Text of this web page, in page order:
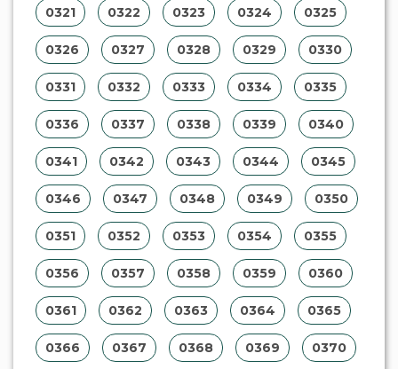
0321 0322 0323 0324 0325
0326 0327 0328 0329 0330
0331 0332 0333 0334 0335
0336 0337 0338 0339 0340
0341 0342 0343 0344 0345
0346 0347 0348 0349 0350
0351 0352 0353 0354 0355
0356 0357 0358 0359 0360
0361 0362 0363 0364 0365
0366 0367 0368 0369 0370